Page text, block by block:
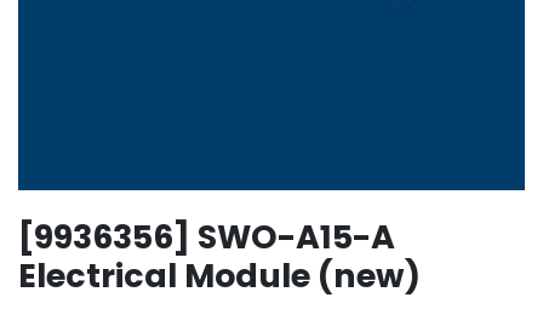
[9936356] SWO-A15-A
Electrical Module (new)